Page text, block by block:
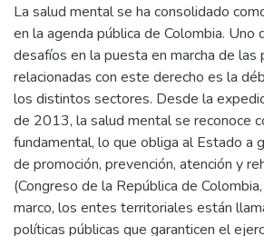
La salud mental se ha consolidado
en la agenda pública de Colombia. Uno
desafíos en la puesta en marcha de las
relacionadas con este derecho es la
los distintos sectores. Desde la
de 2013, la salud mental se reconoce
fundamental, lo que obliga al Estado a
de promoción, prevención, atención y
(Congreso de la República de
marco, los entes territoriales están
políticas públicas que garanticen el